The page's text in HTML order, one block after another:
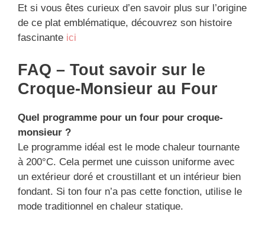
Et si vous êtes curieux d’en savoir plus sur l’origine
de ce plat emblématique, découvrez son histoire
fascinante ici
FAQ – Tout savoir sur le
Croque-Monsieur au Four
Quel programme pour un four pour croque-
monsieur ?
Le programme idéal est le mode chaleur tournante
à 200°C. Cela permet une cuisson uniforme avec
un extérieur doré et croustillant et un intérieur bien
fondant. Si ton four n’a pas cette fonction, utilise le
mode traditionnel en chaleur statique.